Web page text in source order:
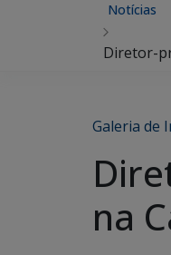
Notícias
Diretor-
Galeria de
na